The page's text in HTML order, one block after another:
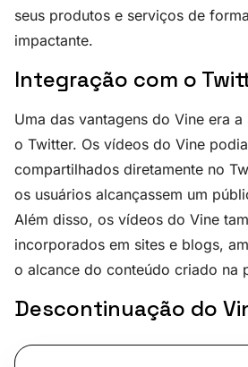
seus produtos e serviços de
impactante.
Integração com o
Uma das vantagens do Vine era
o Twitter. Os vídeos do Vine
compartilhados diretamente no
os usuários alcançassem um
Além disso, os vídeos do Vine
incorporados em sites e blogs,
o alcance do conteúdo criado na
Descontinuação do